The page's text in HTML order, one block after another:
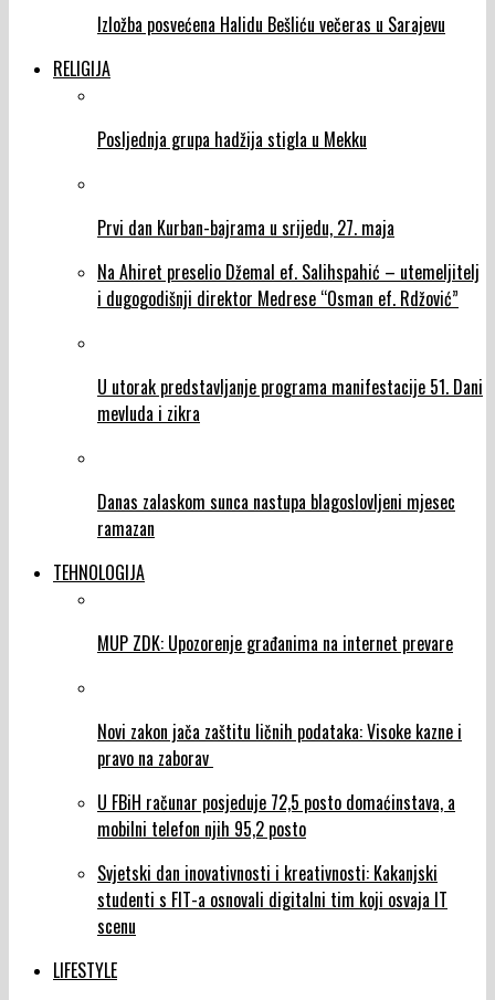
Izložba posvećena Halidu Bešliću večeras u Sarajevu
RELIGIJA
Posljednja grupa hadžija stigla u Mekku
Prvi dan Kurban-bajrama u srijedu, 27. maja
Na Ahiret preselio Džemal ef. Salihspahić – utemeljitelj
i dugogodišnji direktor Medrese “Osman ef. Rdžović”
U utorak predstavljanje programa manifestacije 51. Dani
mevluda i zikra
Danas zalaskom sunca nastupa blagoslovljeni mjesec
ramazan
TEHNOLOGIJA
MUP ZDK: Upozorenje građanima na internet prevare
Novi zakon jača zaštitu ličnih podataka: Visoke kazne i
pravo na zaborav
U FBiH računar posjeduje 72,5 posto domaćinstava, a
mobilni telefon njih 95,2 posto
Svjetski dan inovativnosti i kreativnosti: Kakanjski
studenti s FIT-a osnovali digitalni tim koji osvaja IT
scenu
LIFESTYLE